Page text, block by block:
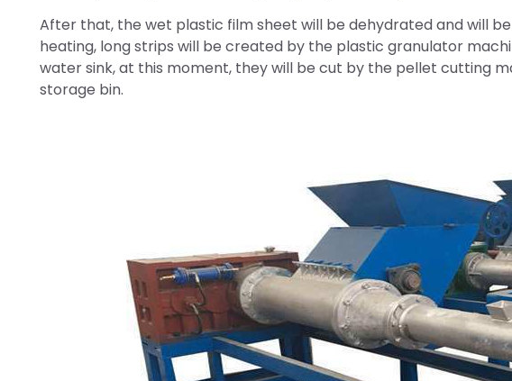
After that, the wet plastic film sheet will be dehydrated and will
heating, long strips will be created by the plastic granulator
water sink, at this moment, they will be cut by the pellet cutting
storage bin.